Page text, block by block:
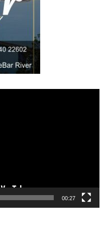
00:27